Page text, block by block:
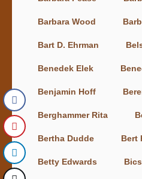
Barbara Wood
Bart D. Ehrman
Benedek Elek
Benjamin Hoff
Berghammer Rita
Bertha Dudde Bert
Betty Edwards